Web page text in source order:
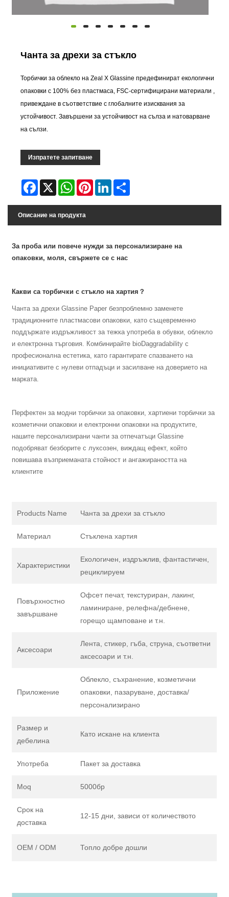
Чанта за дрехи за стъкло
Торбички за облекло на Zeal X Glassine предефинират екологични
опаковки с ‌100% без пластмаса, FSC-сертифицирани материали ‌,
привеждане в съответствие с глобалните изисквания за
устойчивост. Завършени за устойчивост на сълза и натоварване
на сълзи.
Изпратете запитване
Facebook
X WhatsAppPinterestLinkedIn
Описание на продукта
За проба или повече нужди за персонализиране на
опаковки, моля, свържете се с нас
Какви са торбички с стъкло на хартия？
Чанта за дрехи Glassine Paper безпроблемно заменете
традиционните пластмасови опаковки, като същевременно
поддържате издръжливост за тежка употреба в обувки, облекло
и електронна търговия. Комбинирайте ‌bioDaggradability‌ с
професионална естетика, като гарантирате спазването на
инициативите с нулеви отпадъци и засилване на доверието на
марката.
Перфектен за модни торбички за опаковки, хартиени торбички за
козметични опаковки и електронни опаковки на продуктите,
нашите персонализирани чанти за отпечатъци Glassine
подобряват безборите с луксозен, виждащ ефект, който
повишава възприеманата стойност и ангажираността на
клиентите
Products Name Чанта за дрехи за стъкло
Материал Стъклена хартия
Характеристики
Екологичен, издръжлив, фантастичен,
рециклируем
Повърхностно
завършване
Офсет печат, текстуриран, лакинг,
ламиниране, релефна/дебнене,
горещо щамповане и т.н.
Аксесоари
Лента, стикер, гъба, струна, съответни
аксесоари и т.н.
Приложение
Облекло, съхранение, козметични
опаковки, пазаруване, доставка/
персонализирано
Размер и
дебелина
Като искане на клиента
Употреба Пакет за доставка
Moq 5000бр
Срок на
доставка
12-15 дни, зависи от количеството
OEM / ODM Топло добре дошли